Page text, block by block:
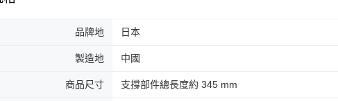
品牌地 日本
製造地 中國
商品尺寸 支撐部件總長度約 345 mm